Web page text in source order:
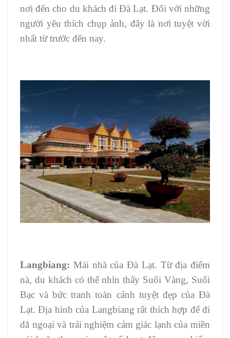
nơi đến cho du khách đi Đà Lạt. Đối với những
người yêu thích chụp ảnh, đây là nơi tuyệt vời
nhất từ trước đến nay.
Langbiang: Mái nhà của Đà Lạt. Từ địa điểm
nà, du khách có thể nhìn thấy Suối Vàng, Suối
Bạc và bức tranh toàn cảnh tuyệt đẹp của Đà
Lạt. Địa hình của Langbiang rất thích hợp để đi
dã ngoại và trải nghiệm cảm giác lạnh của miền